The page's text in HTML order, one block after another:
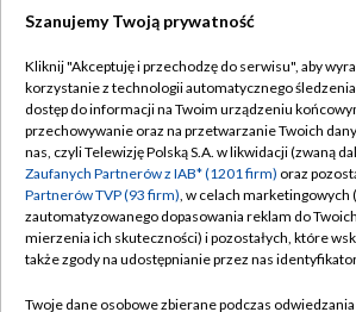
TVP
Abonament TVP
Emisja w TVP
Centrum informacji TVP
Naziemna Telewizja Cyfrowa
Regulamin TVP
Polityka
Moje zgody
Pomoc
Szanujemy Twoją prywatność
Kliknij "Akceptuję i przechodzę do serwisu", aby
korzystanie z technologii automatycznego
dostęp do informacji na Twoim urządzeniu
przechowywanie oraz na przetwarzanie Twoich
nas, czyli Telewizję Polską S.A. w likwidacji (zwaną
Zaufanych Partnerów z IAB* (1201 firm) oraz
Partnerów TVP (93 firm), w celach marketingowych
zautomatyzowanego dopasowania reklam do
mierzenia ich skuteczności) i pozostałych, które
także zgody na udostępnianie przez nas
Twoje dane osobowe zbierane podczas